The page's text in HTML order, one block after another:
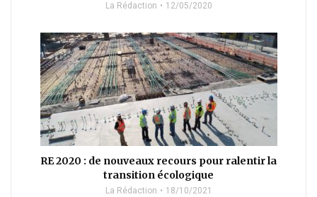
La Rédaction 12/05/2020
RE 2020 : de nouveaux recours pour ralentir la
transition écologique
La Rédaction 18/10/2021